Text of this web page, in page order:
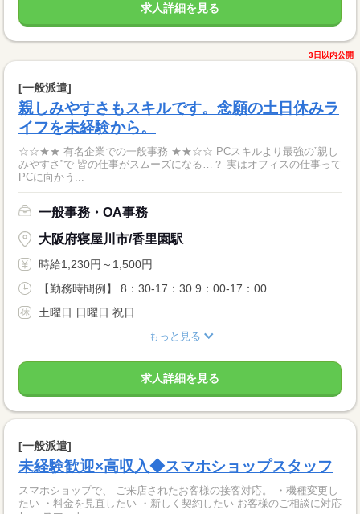
求人詳細を見る
3日以内公開
[一般派遣]
親しみやすさもスキルです。念願の土日休みラ
イフを未経験から。
☆☆★★ 有名企業での一般事務 ★★☆☆ PCスキルより最強の”親し
みやすさ”で 皆の仕事がスムーズになる…？ 実はオフィスの仕事って
PCに向かう...
一般事務・OA事務
大阪府寝屋川市/香里園駅
時給1,230円～1,500円
【勤務時間例】 8：30-17：30 9：00-17：00...
土曜日 日曜日 祝日
もっと見る
求人詳細を見る
[一般派遣]
未経験歓迎×高収入◆スマホショップスタッフ
スマホショップで、 ご来店されたお客様の接客対応。 ・機種変更し
たい ・料金を見直したい ・新しく契約したい お客様のご相談に対応